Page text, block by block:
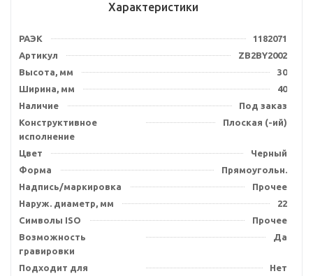
Характеристики
РАЭК
1182071
Артикул
ZB2BY2002
Высота, мм
30
Ширина, мм
40
Наличие
Под заказ
Конструктивное
исполнение
Плоская (-ий)
Цвет
Черный
Форма
Прямоугольн.
Надпись/маркировка
Прочее
Наруж. диаметр, мм
22
Символы ISO
Прочее
Возможность
гравировки
Да
Подходит для
Нет